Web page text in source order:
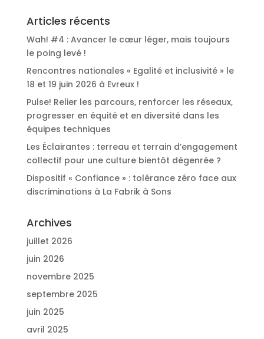
Articles récents
Wah! #4 : Avancer le cœur léger, mais toujours
le poing levé !
Rencontres nationales « Egalité et inclusivité » le
18 et 19 juin 2026 à Evreux !
Pulse! Relier les parcours, renforcer les réseaux,
progresser en équité et en diversité dans les
équipes techniques
Les Éclairantes : terreau et terrain d’engagement
collectif pour une culture bientôt dégenrée ?
Dispositif « Confiance » : tolérance zéro face aux
discriminations à La Fabrik à Sons
Archives
juillet 2026
juin 2026
novembre 2025
septembre 2025
juin 2025
avril 2025